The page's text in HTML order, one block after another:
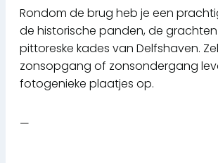
Rondom de brug heb je een
de historische panden, de
pittoreske kades van Delfshaven.
zonsopgang of zonsondergang
fotogenieke plaatjes op.
—